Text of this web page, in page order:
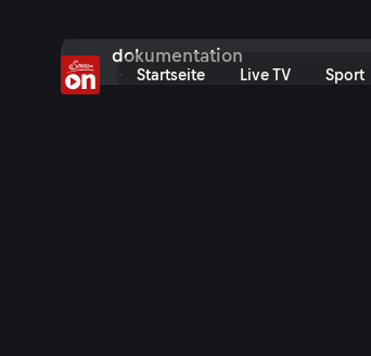
Startseite Live TV Sport
Suche bei